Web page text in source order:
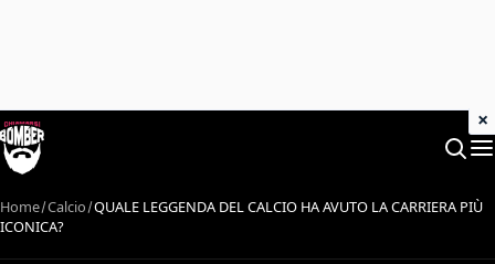
Home Calcio QUALE LEGGENDA DEL CALCIO HA AVUTO LA CARRIERA PIÙ
ICONICA?
×